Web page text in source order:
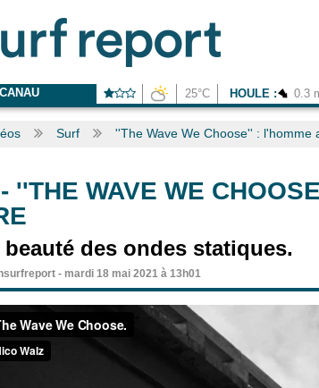
25°C HOULE : 0.3
Surf ''The Wave We Choose'' : l'homme
- ''THE WAVE WE
des ondes statiques.
- mardi 18 mai 2021 à 13h01